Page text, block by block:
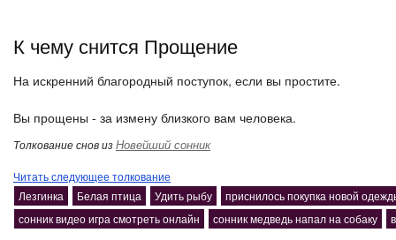
К чему снится Прощение
На искренний благородный поступок, если вы простите.
Вы прощены - за измену близкого вам человека.
Толкование снов изНовейший сонник
Читать следующее толкование
Лезгинка
Белая птица Удить рыбу
приснилось покупка новой
сонник видео игра смотреть онлайн
сонник медведь напал на собаку